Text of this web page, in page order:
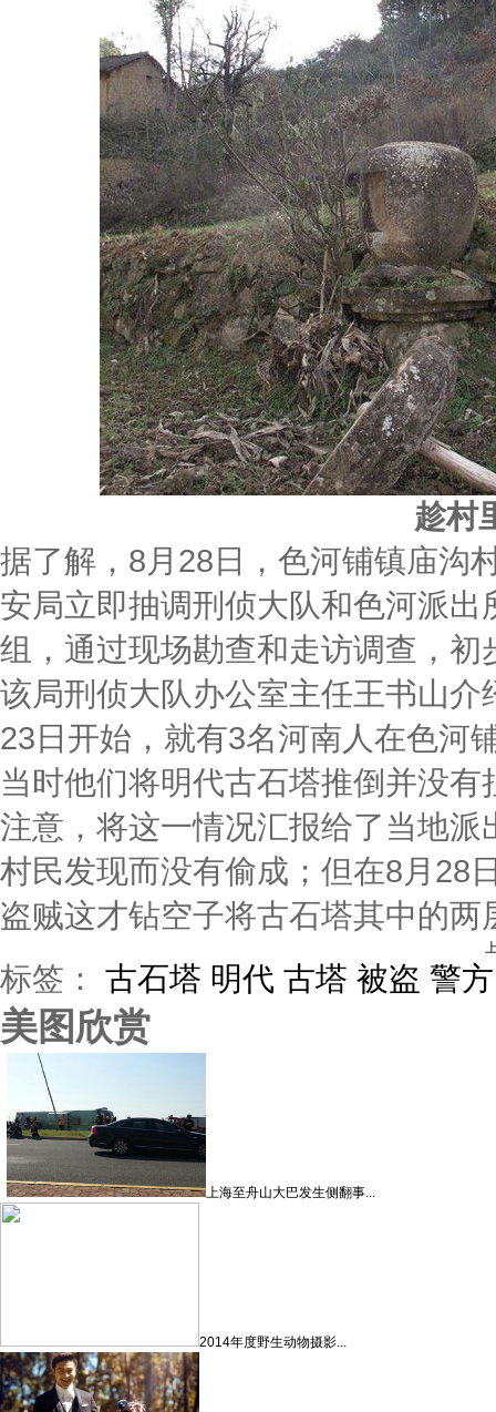
趁村
据了解，8月28日，色河铺镇庙沟
安局立即抽调刑侦大队和色河派出
组，通过现场勘查和走访调查，
该局刑侦大队办公室主任王书山
23日开始，就有3名河南人在色河
当时他们将明代古石塔推倒并没
注意，将这一情况汇报给了当地
村民发现而没有偷成；但在8月28
盗贼这才钻空子将古石塔其中的两
标签： 古石塔 明代 古塔 被盗 警方
美图欣赏
上海至舟山大巴发生侧翻事...
2014年度野生动物摄影...